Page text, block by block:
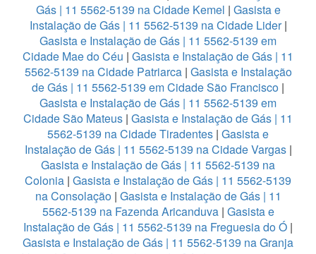
Gás | 11 5562-5139 na Cidade Kemel | Gasista e
Instalação de Gás | 11 5562-5139 na Cidade Lider|
Gasista e Instalação de Gás | 11 5562-5139 em
Cidade Mae do Céu | Gasista e Instalação de Gás | 11
5562-5139 na Cidade Patriarca| Gasista e Instalação
de Gás | 11 5562-5139 em Cidade São Francisco |
Gasista e Instalação de Gás | 11 5562-5139 em
Cidade São Mateus | Gasista e Instalação de Gás | 11
5562-5139 na Cidade Tiradentes | Gasista e
Instalação de Gás | 11 5562-5139 na Cidade Vargas |
Gasista e Instalação de Gás | 11 5562-5139 na
Colonia | Gasista e Instalação de Gás | 11 5562-5139
na Consolação | Gasista e Instalação de Gás | 11
5562-5139 na Fazenda Aricanduva| Gasista e
Instalação de Gás | 11 5562-5139 na Freguesia do Ó |
Gasista e Instalação de Gás | 11 5562-5139 na Granja